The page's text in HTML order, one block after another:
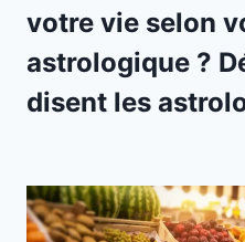
votre vie selon
astrologique ?
disent les